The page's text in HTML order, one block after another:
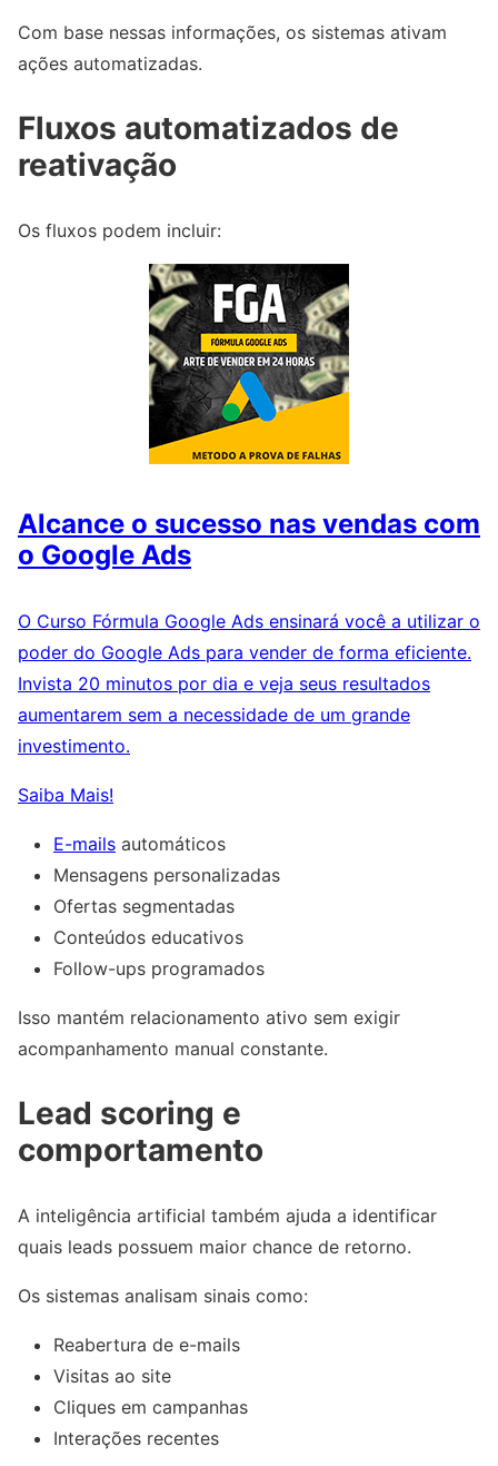
Com base nessas informações, os sistemas ativam
ações automatizadas.
Fluxos automatizados de
reativação
Os fluxos podem incluir:
Alcance o sucesso nas vendas com
o Google Ads
O Curso Fórmula Google Ads ensinará você a utilizar o
poder do Google Ads para vender de forma eficiente.
Invista 20 minutos por dia e veja seus resultados
aumentarem sem a necessidade de um grande
investimento.
Saiba Mais!
E-mails automáticos
Mensagens personalizadas
Ofertas segmentadas
Conteúdos educativos
Follow-ups programados
Isso mantém relacionamento ativo sem exigir
acompanhamento manual constante.
Lead scoring e
comportamento
A inteligência artificial também ajuda a identificar
quais leads possuem maior chance de retorno.
Os sistemas analisam sinais como:
Reabertura de e-mails
Visitas ao site
Cliques em campanhas
Interações recentes